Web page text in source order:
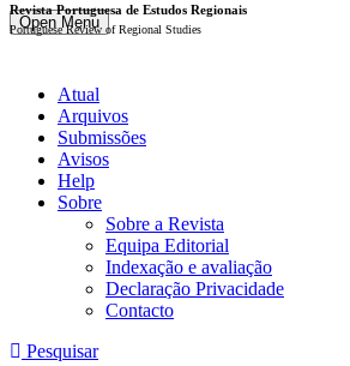
Open Menu
Revista Portuguesa de Estudos Regionais
Portuguese Review of Regional Studies
Atual
Arquivos
Submissões
Avisos
Help
Sobre
Sobre a Revista
Equipa Editorial
Indexação e avaliação
Declaração Privacidade
Contacto
Pesquisar